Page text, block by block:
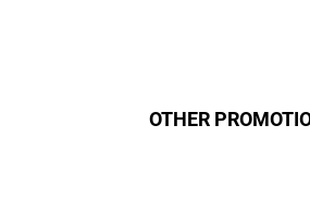
OTHER